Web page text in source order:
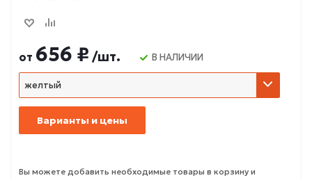
от 656 ₽ /шт. В НАЛИЧИИ
желтый
Варианты и цены
Вы можете добавить необходимые товары в корзину и